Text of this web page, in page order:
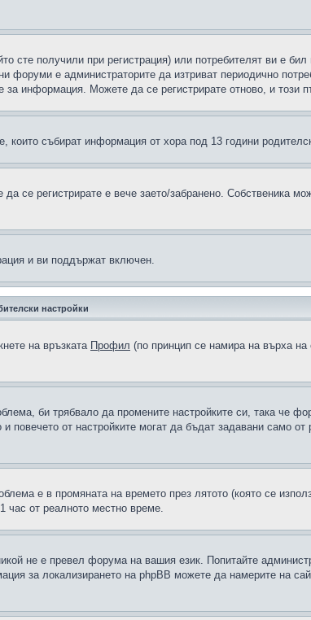
сте получили при регистрация) или потребителят ви е
е администраторите да изтриват периодично
информация. Можете да се регистрирате отново, и този
събират информация от хора под 13 години
регистрирате е вече заето/забранено. Собственика
и ви поддържат включен.
настройки
на връзката Профил (по принцип се намира на върха на
би трябвало да промените настройките си, така че
от настройките могат да бъдат задавани само от
е в промяната на времето през лятото (която се
час от реалното местно време.
не е превел форума на вашия език. Попитайте
за локализирането на phpBB можете да намерите на